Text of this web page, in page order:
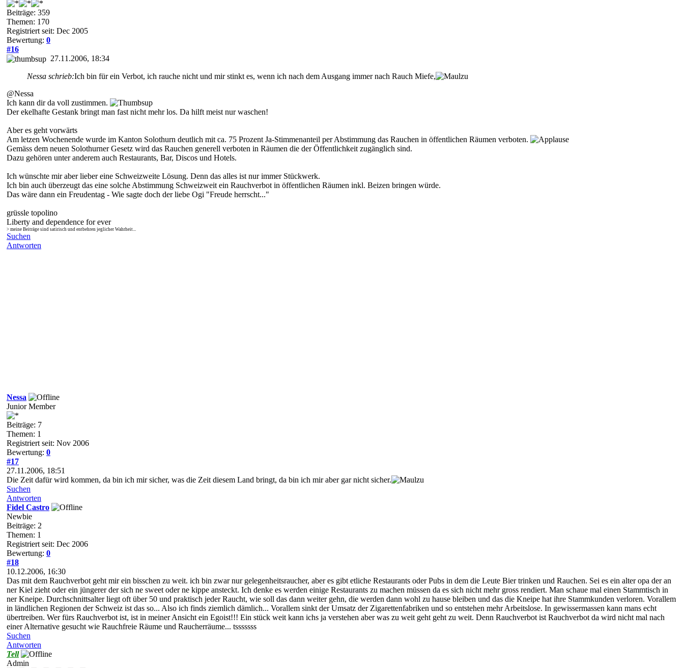
Beiträge: 359
Themen: 170
Registriert seit: Dec 2005
Bewertung: 0
#16
27.11.2006, 18:34
Nessa schrieb:Ich bin für ein Verbot, ich rauche nicht und mir stinkt es, wenn ich nach dem Ausgang immer nach Rauch Miefe,
@Nessa
Ich kann dir da voll zustimmen.
Der ekelhafte Gestank bringt man fast nicht mehr los. Da hilft meist nur waschen!
Aber es geht vorwärts
Am letzen Wochenende wurde im Kanton Solothurn deutlich mit ca. 75 Prozent Ja-Stimmenanteil per Abstimmung das Rauchen in öffentlichen Räumen verboten.
Gemäss dem neuen Solothurner Gesetz wird das Rauchen generell verboten in Räumen die der Öffentlichkeit zugänglich sind.
Dazu gehören unter anderem auch Restaurants, Bar, Discos und Hotels.
Ich wünschte mir aber lieber eine Schweizweite Lösung. Denn das alles ist nur immer Stückwerk.
Ich bin auch überzeugt das eine solche Abstimmung Schweizweit ein Rauchverbot in öffentlichen Räumen inkl. Beizen bringen würde.
Das wäre dann ein Freudentag - Wie sagte doch der liebe Ogi "Freude herrscht..."
grüssle topolino
Liberty and dependence for ever
> meine Beiträge sind satirisch und entbehren jeglicher Wahrheit...
Suchen
Antworten
Nessa
Junior Member
Beiträge: 7
Themen: 1
Registriert seit: Nov 2006
Bewertung: 0
#17
27.11.2006, 18:51
Die Zeit dafür wird kommen, da bin ich mir sicher, was die Zeit diesem Land bringt, da bin ich mir aber gar nicht sicher.
Suchen
Antworten
Fidel Castro
Newbie
Beiträge: 2
Themen: 1
Registriert seit: Dec 2006
Bewertung: 0
#18
10.12.2006, 16:30
Das mit dem Rauchverbot geht mir ein bisschen zu weit. ich bin zwar nur gelegenheitsraucher, aber es gibt etliche Restaurants oder Pubs in dem die Leute Bier trinken und Rauchen. Sei es ein alter opa der an
ner Kiel zieht oder ein jüngerer der sich ne sweet oder ne kippe ansteckt. Ich denke es werden einige Restaurants zu machen müssen da es sich nicht mehr gross rendiert. Man schaue mal einen Stammtisch in
ner Kneipe. Durchschnittsalter liegt oft über 50 und praktisch jeder Raucht, wie soll das dann weiter gehn, die werden dann wohl zu hause bleiben und das die Kneipe hat ihre Stammkunden verloren. Vorallem
in ländlichen Regionen der Schweiz ist das so... Also ich finds ziemlich dämlich... Vorallem sinkt der Umsatz der Zigarettenfabriken und so entstehen mehr Arbeitslose. In gewissermassen kann mans echt
übertreiben. Wer fürs Rauchverbot ist, ist in meiner Ansicht ein Egoist!!! Ein stück weit kann ichs ja verstehen aber was zu weit geht geht zu weit. Denn Rauchverbot ist Rauchverbot da wird nicht mal nach
einer Alternative gesucht wie Rauchfreie Räume und Raucherräume... tsssssss
Suchen
Antworten
Tell
Admin